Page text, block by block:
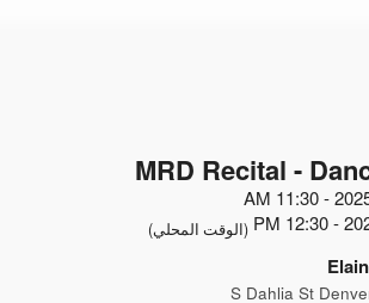
MRD Recital -
(الوقت المحلي)